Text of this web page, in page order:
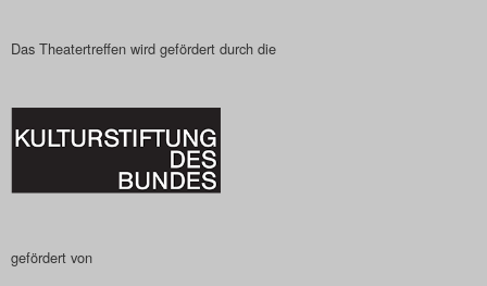
Das Theatertreffen-Blog
2025
Das Theatertreffen-Blog
Archiv
Das Theatertreffen wird gefördert durch die
gefördert von